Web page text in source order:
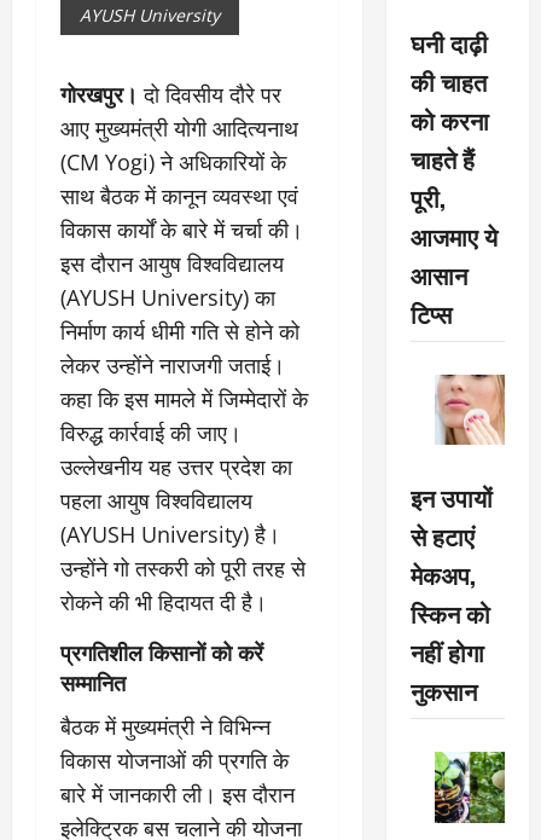
AYUSH University
गोरखपुर। दो दिवसीय दौरे पर
आए मुख्यमंत्री योगी आदित्यनाथ
(CM Yogi) ने अधिकारियों के
साथ बैठक में कानून व्यवस्था एवं
विकास कार्यों के बारे में चर्चा की।
इस दौरान आयुष विश्वविद्यालय
(AYUSH University) का
निर्माण कार्य धीमी गति से होने को
लेकर उन्होंने नाराजगी जताई।
कहा कि इस मामले में जिम्मेदारों के
विरुद्ध कार्रवाई की जाए।
उल्लेखनीय यह उत्तर प्रदेश का
पहला आयुष विश्वविद्यालय
(AYUSH University) है।
उन्होंने गो तस्करी को पूरी तरह से
रोकने की भी हिदायत दी है।
प्रगतिशील किसानों को करें
सम्मानित
बैठक में मुख्यमंत्री ने विभिन्न
विकास योजनाओं की प्रगति के
बारे में जानकारी ली। इस दौरान
इलेक्ट्रिक बस चलाने की योजना
घनी दाढ़ी
की चाहत
को करना
चाहते हैं
पूरी,
आजमाए ये
आसान
टिप्स
इन उपायों
से हटाएं
मेकअप,
स्किन को
नहीं होगा
नुकसान